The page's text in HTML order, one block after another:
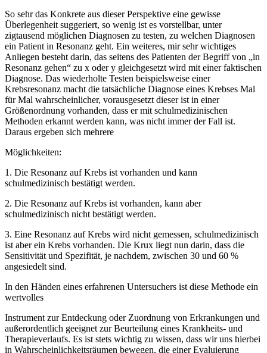
So sehr das Konkrete aus dieser Perspektive eine gewisse
Überlegenheit suggeriert, so wenig ist es vorstellbar, unter
zigtausend möglichen Diagnosen zu testen, zu welchen Diagnosen
ein Patient in Resonanz geht. Ein weiteres, mir sehr wichtiges
Anliegen besteht darin, das seitens des Patienten der Begriff von „in
Resonanz gehen“ zu x oder y gleichgesetzt wird mit einer faktischen
Diagnose. Das wiederholte Testen beispielsweise einer
Krebsresonanz macht die tatsächliche Diagnose eines Krebses Mal
für Mal wahrscheinlicher, vorausgesetzt dieser ist in einer
Größenordnung vorhanden, dass er mit schulmedizinischen
Methoden erkannt werden kann, was nicht immer der Fall ist.
Daraus ergeben sich mehrere
Möglichkeiten:
1. Die Resonanz auf Krebs ist vorhanden und kann
schulmedizinisch bestätigt werden.
2. Die Resonanz auf Krebs ist vorhanden, kann aber
schulmedizinisch nicht bestätigt werden.
3. Eine Resonanz auf Krebs wird nicht gemessen, schulmedizinisch
ist aber ein Krebs vorhanden. Die Krux liegt nun darin, dass die
Sensitivität und Spezifität, je nachdem, zwischen 30 und 60 %
angesiedelt sind.
In den Händen eines erfahrenen Untersuchers ist diese Methode ein
wertvolles
Instrument zur Entdeckung oder Zuordnung von Erkrankungen und
außerordentlich geeignet zur Beurteilung eines Krankheits- und
Therapieverlaufs. Es ist stets wichtig zu wissen, dass wir uns hierbei
in Wahrscheinlichkeitsräumen bewegen, die einer Evaluierung